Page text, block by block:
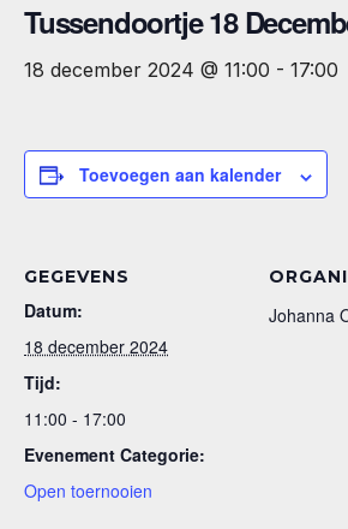
Tussendoortje 18
18 december 2024 @ 11:00 - 17:00
Toevoegen aan kalender
GEGEVENS
Datum:
18 december 2024
Tijd:
11:00 - 17:00
Evenement Categorie:
Open toernooien
Johanna